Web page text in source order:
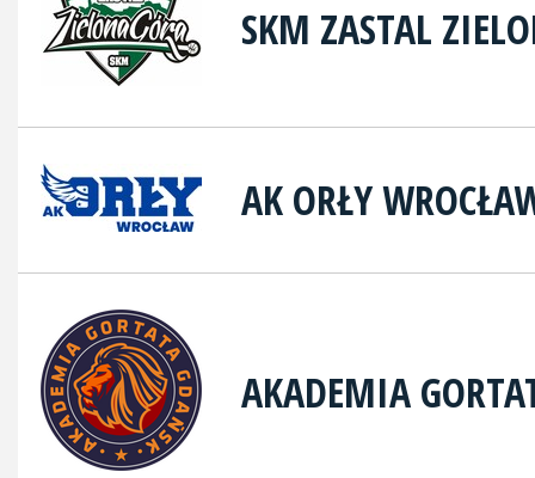
SKM ZASTAL
AK ORŁY
AKADEMIA